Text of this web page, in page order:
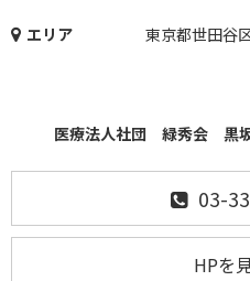
エリア 東京都世田谷
医療法人社団 緑秀会 黒坂
03-
HPを